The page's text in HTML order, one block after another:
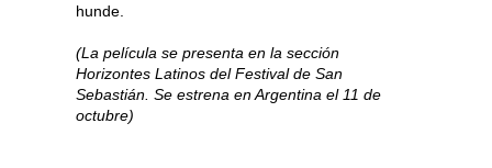
hunde.
(La película se presenta en la sección
Horizontes Latinos del Festival de San
Sebastián. Se estrena en Argentina el 11 de
octubre)